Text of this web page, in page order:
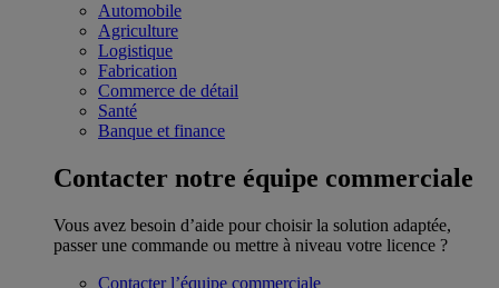
Automobile
Agriculture
Logistique
Fabrication
Commerce de détail
Santé
Banque et finance
Contacter notre équipe commerciale
Vous avez besoin d’aide pour choisir la solution adaptée,
passer une commande ou mettre à niveau votre licence ?
Contacter l’équipe commerciale